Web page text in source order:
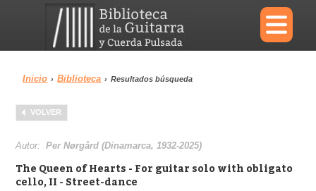
×
Menu
Biblioteca Diccionario
Inicio › Biblioteca › Resultados búsqueda
VOLVER
Autor:Per Nørgård (Dinamarca, 1932-2025)
The Queen of Hearts - For guitar solo with obligato
cello, II - Street-dance